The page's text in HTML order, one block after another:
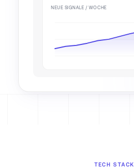
NEUE SIGNALE / WOCHE
TECH STACK